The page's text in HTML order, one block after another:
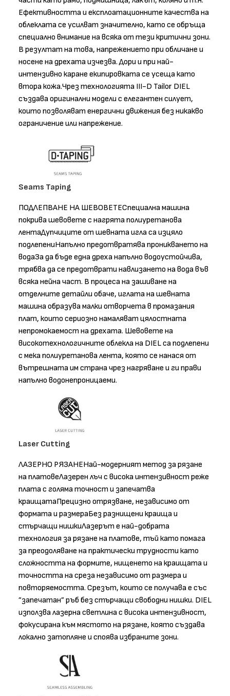
Ефективността и експлоатационните качества на
облеклата се усилват значително, като се обръща
специално внимание на всяка от тези критични зони.
В резултат на това, напрежението при обличане и
носене на дрехата изчезва. Дори и при най-
интензивно каране екипировката се усеща като
втора кожа.Чрез технологията III-D Tailor DIEL
създава оригинални модели с елегантен силует,
които позволяват енергични движения без никакво
ограничение или напрежение.
Seams Taping
ПОДЛЕПВАНЕ НА ШЕВОВЕТЕСпециална машина
покрива шевовете с нагрята полиуретанова
лентаДупчиците от шевната игла са изцяло
подлепениНапълно предотвратява проникването на
водаЗа да бъде една дреха напълно водоустойчива,
трябва да се предотврати навлизането на вода във
всяка нейна част. В процеса на зашиване на
отделните детайли обаче, иглата на шевната
машина образува малки отворчета в промазания
плат, които сериозно намаляват цялостната
непромокаемост на дрехата. Шевовете на
високотехнологичните облекла на DIEL са подлепени
с мека полиуретанова лента, която се нанася от
вътрешната им страна чрез нагряване и ги прави
напълно водонепроницаеми.
Laser Cutting
ЛАЗЕРНО РЯЗАНЕНай-модерният метод за рязане
на платовеЛазерен лъч с висока интензивност реже
плата с голяма точност и запечатва
краищатаПрецизно отрязване, независимо от
формата и размераБез разнищени краища и
стърчащи нишкиЛазерът е най-добрата
технология за рязане на платове, тъй като помага
за преодоляване на практически трудности като
сложността на формите, нищенето на краищата и
точността на среза независимо от размера и
повторяемостта. Срезът, които се получава е със
”запечатан” ръб без стърчащи свободни нишки. DIEL
използва лазерна светлина с висока интензивност,
фокусирана към мястото на рязане, която създава
локално затопляне и споява избраните зони.